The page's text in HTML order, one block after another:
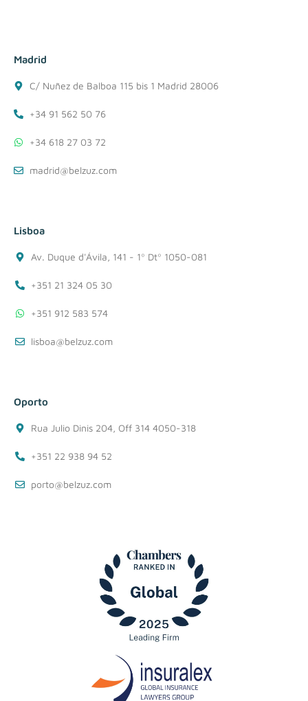
Madrid
C/ Nuñez de Balboa 115 bis 1 Madrid 28006
+34 91 562 50 76
+34 618 27 03 72
madrid@belzuz.com
Lisboa
Av. Duque d'Ávila, 141 - 1º Dtº 1050-081
+351 21 324 05 30
+351 912 583 574
lisboa@belzuz.com
Oporto
Rua Julio Dinis 204, Off 314 4050-318
+351 22 938 94 52
porto@belzuz.com